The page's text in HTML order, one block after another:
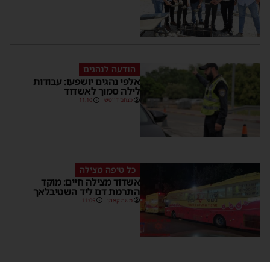
הודעה לנהגים
אלפי נהגים יושפעו: עבודות
לילה סמוך לאשדוד
מנחם דויטש 11:10
כל טיפה מצילה
אשדוד מצילה חיים: מוקד
התרמת דם ליד השטיבלאך
משה קאהן 11:05